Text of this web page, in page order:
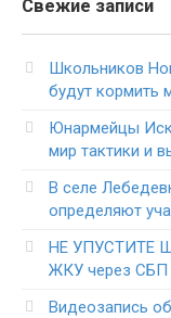
Свежие записи
Школьников
будут кормить
Юнармейцы
мир тактики и
В селе
определяют
НЕ УПУСТИТЕ
ЖКУ через СБП
Видеозапись